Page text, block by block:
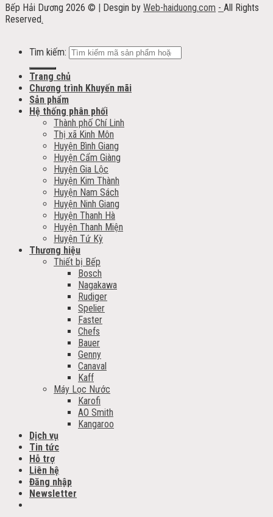
Bếp Hải Dương 2026 © | Desgin by Web-haiduong.com - All Rights
Reserved.
Tìm kiếm:
Trang chủ
Chương trình Khuyến mãi
Sản phẩm
Hệ thống phân phối
Thành phố Chí Linh
Thị xã Kinh Môn
Huyện Bình Giang
Huyện Cẩm Giàng
Huyện Gia Lộc
Huyện Kim Thành
Huyện Nam Sách
Huyện Ninh Giang
Huyện Thanh Hà
Huyện Thanh Miện
Huyện Tứ Kỳ
Thương hiệu
Thiết bị Bếp
Bosch
Nagakawa
Rudiger
Spelier
Faster
Chefs
Bauer
Genny
Canaval
Kaff
Máy Lọc Nước
Karofi
AO Smith
Kangaroo
Dịch vụ
Tin tức
Hỗ trợ
Liên hệ
Đăng nhập
Newsletter